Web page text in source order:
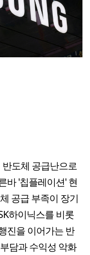
도체 공급난으로
바 '칩플레이션' 현
공급 부족이 장기
하이닉스를 비롯
진을 이어가는 반
담과 수익성 악화